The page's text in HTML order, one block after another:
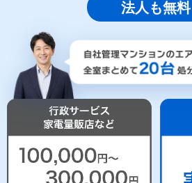
法人も無料